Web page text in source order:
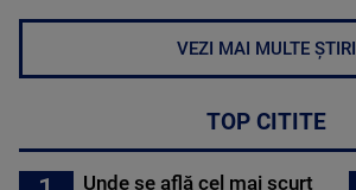
VEZI MAI MULTE ȘTIRI
TOP CITITE
Unde se află cel mai scurt